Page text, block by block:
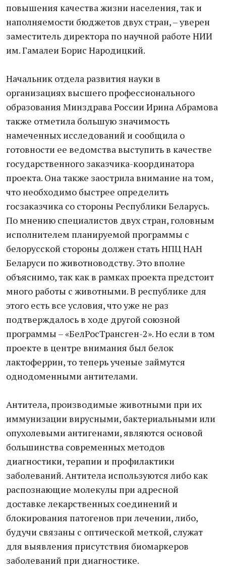
повышения качества жизни населения, так и
наполняемости бюджетов двух стран, – уверен
заместитель директора по научной работе НИИ
им. Гамалеи Борис Народицкий.
Начальник отдела развития науки в
организациях высшего профессионального
образования Минздрава России Ирина Абрамова
также отметила большую значимость
намеченных исследований и сообщила о
готовности ее ведомства выступить в качестве
государственного заказчика-координатора
проекта. Она также заострила внимание на том,
что необходимо быстрее определить
госзаказчика со стороны Республики Беларусь.
По мнению специалистов двух стран, головным
исполнителем планируемой программы с
белорусской стороны должен стать НПЦ НАН
Беларуси по животноводству. Это вполне
объяснимо, так как в рамках проекта предстоит
много работы с животными. В республике для
этого есть все условия, что уже не раз
подтверждалось в ходе другой союзной
программы – «БелРосТрансген-2». Но если в том
проекте в центре внимания был белок
лактоферрин, то теперь ученые займутся
однодоменными антителами.
Антитела, производимые животными при их
иммунизации вирусными, бактериальными или
опухолевыми антигенами, являются основой
большинства современных методов
диагностики, терапии и профилактики
заболеваний. Антитела используются либо как
распознающие молекулы при адресной
доставке лекарственных соединений и
блокирования патогенов при лечении, либо,
будучи связаны с оптической меткой, служат
для выявления присутствия биомаркеров
заболеваний при диагностике.